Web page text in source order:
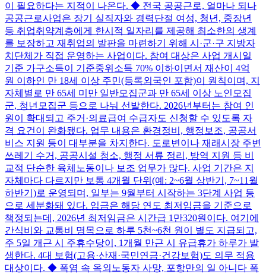
이 필요하다는 지적이 나온다. ◆ 전국 공공근로, 얼마나 되나
공공근로사업은 장기 실직자와 경력단절 여성, 청년, 중장년
등 취업취약계층에게 한시적 일자리를 제공해 최소한의 생계
를 보장하고 재취업의 발판을 마련하기 위해 시·군·구 지방자
치단체가 직접 운영하는 사업이다. 참여 대상은 사업 개시일
기준 가구소득이 기준중위소득 70% 이하이면서 재산이 4억
원 이하인 만 18세 이상 주민(등록외국인 포함)이 원칙이며, 지
자체별로 만 65세 미만 일반모집군과 만 65세 이상 노인모집
군, 청년모집군 등으로 나눠 선발한다. 2026년부터는 참여 인
원이 확대되고 주거·의료급여 수급자도 신청할 수 있도록 자
격 요건이 완화됐다. 업무 내용은 환경정비, 행정보조, 공공서
비스 지원 등이 대부분을 차지한다. 도로변이나 재래시장 주변
쓰레기 수거, 공공시설 청소, 행정 서류 정리, 방역 지원 등 비
교적 단순한 육체노동이나 보조 업무가 많다. 사업 기간은 지
자체마다 다르지만 보통 4개월 단위(예: 2~6월 상반기, 7~11월
하반기)로 운영되며, 일부는 9월부터 시작하는 3단계 사업 등
으로 세분화돼 있다. 임금은 해당 연도 최저임금을 기준으로
책정되는데, 2026년 최저임금은 시간급 1만320원이다. 여기에
간식비와 교통비 명목으로 하루 5천~6천 원이 별도 지급되고,
주 5일 개근 시 주휴수당이, 1개월 만근 시 유급휴가 하루가 발
생한다. 4대 보험(고용·산재·국민연금·건강보험)도 의무 적용
대상이다. ◆ 폭염 속 옥외노동자 사망, 포항만의 일 아니다 폭